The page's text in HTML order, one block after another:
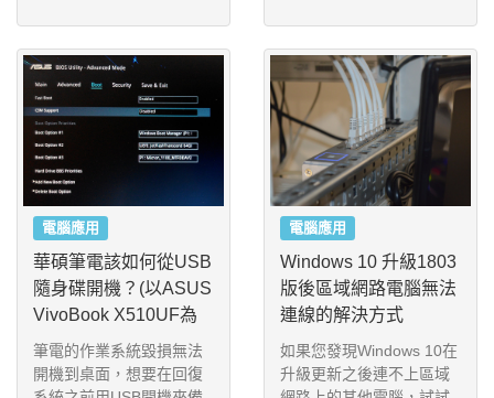
數位照片綽綽有餘。
電腦應用
華碩筆電該如何從USB
隨身碟開機？(以ASUS
VivoBook X510UF為
例)
筆電的作業系統毀損無法
開機到桌面，想要在回復
電腦應用
Windows 10 升級1803
版後區域網路電腦無法
連線的解決方式
如果您發現Windows 10在
升級更新之後連不上區域